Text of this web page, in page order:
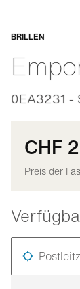
BRILLEN
0EA3231 -
Anpassbar
CHF
Preis der